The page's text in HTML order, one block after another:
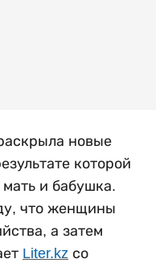
новые
которой
и бабушка.
что женщины
а затем
Liter.kz со